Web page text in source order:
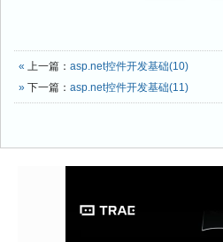
« 上一篇： asp.net控件开发基础(10)
» 下一篇： asp.net控件开发基础(11)